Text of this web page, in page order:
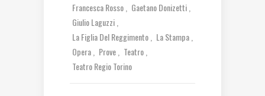
Francesca Rosso
Gaetano Donizetti
Giulio Laguzzi
La Figlia Del Reggimento
La Stampa
Opera
Prove
Teatro
Teatro Regio Torino